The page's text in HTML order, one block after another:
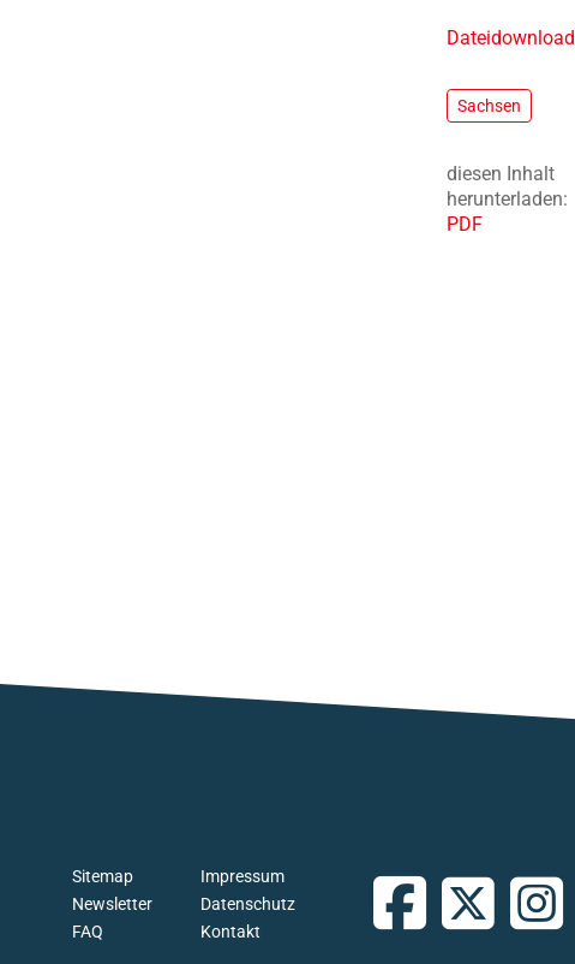
Dateidownload
Sachsen
diesen Inhalt
herunterladen:
PDF
FAQ
Newsletter
Sitemap
Kontakt
Datenschutz
Impressum